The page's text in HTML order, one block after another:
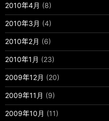
2010年4月 (8)
2010年3月 (4)
2010年2月 (6)
2010年1月 (23)
2009年12月 (20)
2009年11月 (9)
2009年10月 (11)